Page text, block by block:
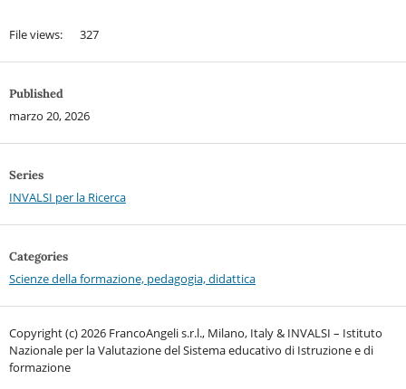
File views: 327
Published
marzo 20, 2026
Series
INVALSI per la Ricerca
Categories
Scienze della formazione, pedagogia, didattica
Copyright (c) 2026 FrancoAngeli s.r.l., Milano, Italy & INVALSI – Istituto
Nazionale per la Valutazione del Sistema educativo di Istruzione e di
formazione